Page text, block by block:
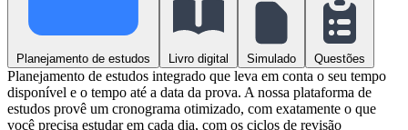
Planejamento de estudos Livro digital Simulado Questões
Planejamento de estudos integrado que leva em conta o seu tempo
disponível e o tempo até a data da prova. A nossa plataforma de
estudos provê um cronograma otimizado, com exatamente o que
você precisa estudar em cada dia, com os ciclos de revisão